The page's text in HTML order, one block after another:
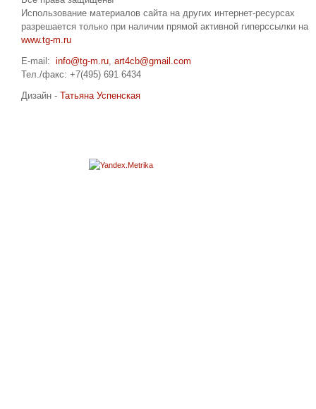
Использование материалов сайта на других интернет-ресурсах
разрешается только при наличии прямой активной гиперссылки на
www.tg-m.ru
E-mail: info@tg-m.ru, art4cb@gmail.com
Тел./факс: +7(495) 691 6434
Дизайн - Татьяна Успенская